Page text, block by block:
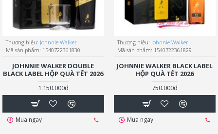
Thương hiệu: Johnnie Walker
Mã sản phẩm: 1540722361830
JOHNNIE WALKER DOUBLE
BLACK LABEL HỘP QUÀ TẾT 2026
1.150.000đ
Mua ngay
Thương hiệu: Johnnie Walker
Mã sản phẩm: 1540722361829
JOHNNIE WALKER BLACK LABEL
HỘP QUÀ TẾT 2026
750.000đ
Mua ngay